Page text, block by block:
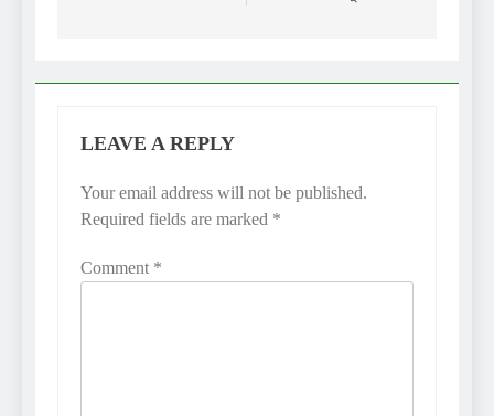
LEAVE A REPLY
Your email address will not be published.
Required fields are marked *
Comment *